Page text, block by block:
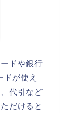
ドや銀行
が使え
代引など
だけると